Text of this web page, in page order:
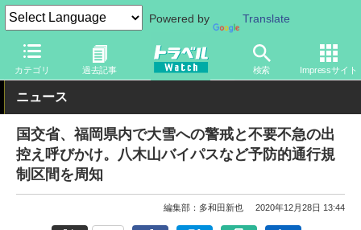
Powered by Translate
カテゴリ 過去記事 検索 Impressサイト
トラベル Watch 地域 国内旅行 九州
ニュース
国交省、福岡県内で大雪への警戒と不要不急の出
控え呼びかけ。八木山バイパスなど予防的通行規
制区間を周知
編集部：多和田新也 2020年12月28日 13:44